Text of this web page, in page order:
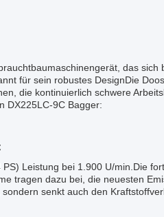
das sich
für sein robustes DesignDie
die kontinuierlich schwere
DX225LC-9C Bagger:
Leistung bei 1.900 U/min.Die
tragen dazu bei, die neuesten
senkt auch den